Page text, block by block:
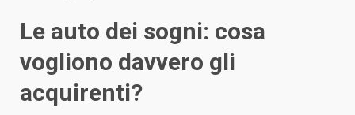
Le auto dei sogni: cosa
vogliono davvero gli
acquirenti?